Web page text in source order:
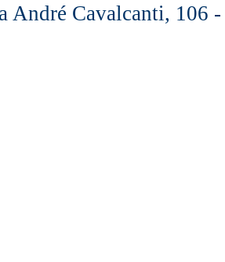
André Cavalcanti, 106